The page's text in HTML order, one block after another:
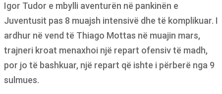
Igor Tudor e mbylli aventurën në pankinën e
Juventusit pas 8 muajsh intensivë dhe të komplikuar. I
ardhur në vend të Thiago Mottas në muajin mars,
trajneri kroat menaxhoi një repart ofensiv të madh,
por jo të bashkuar, një repart që ishte i përberë nga 9
sulmues.